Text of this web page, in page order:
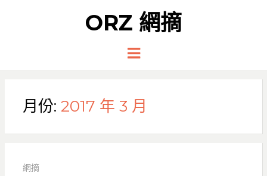
ORZ 網摘
Menu
月份: 2017 年 3 月
網摘